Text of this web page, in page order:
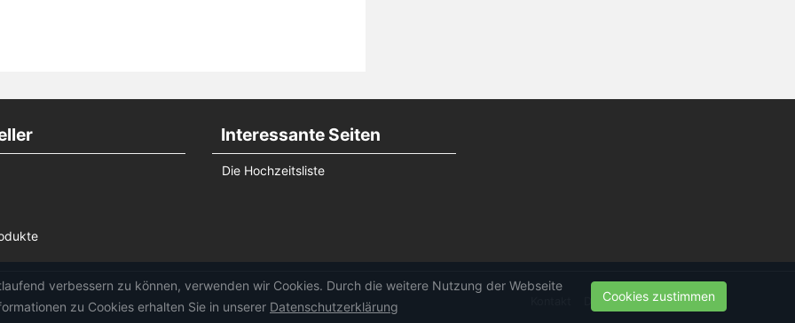
Interessante Seiten
Die Hochzeitsliste
Datenschutz Impressum
verbessern zu können, verwenden wir Cookies. Durch die weitere Nutzung der Webseite
zu Cookies erhalten Sie in unserer Datenschutzerklärung
Cookies zustimmen